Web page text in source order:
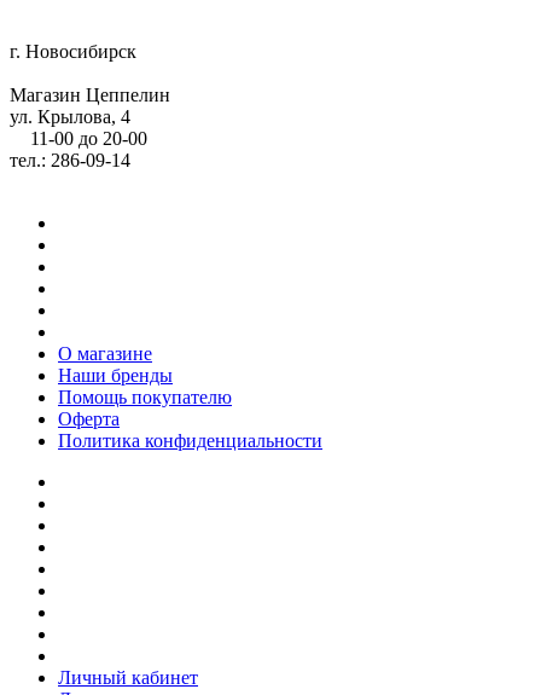
г. Новосибирск
Магазин Цеппелин
ул. Крылова, 4
11-00 до 20-00
тел.: 286-09-14
О магазине
Наши бренды
Помощь покупателю
Оферта
Политика конфиденциальности
Личный кабинет